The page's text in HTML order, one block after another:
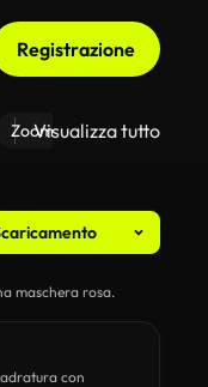
Registrazione
Zoom Di Sfondo Virtuale
Visualizza tutto
con
maschera rosa.